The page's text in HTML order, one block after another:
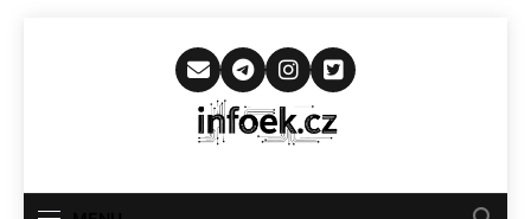
Infoek.cz
Novinkám